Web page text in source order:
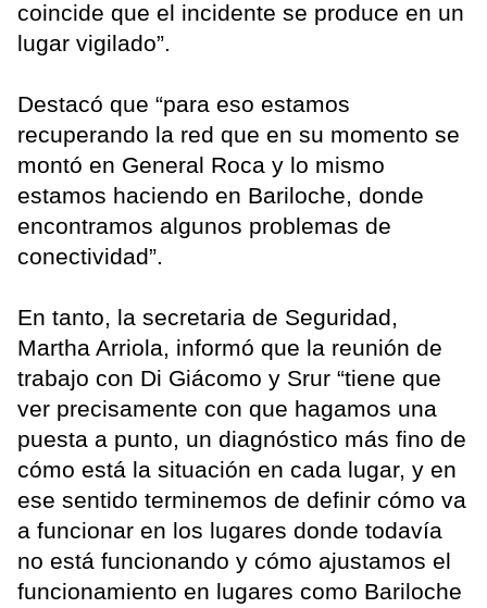
coincide que el incidente se produce en un
lugar vigilado”.
Destacó que “para eso estamos
recuperando la red que en su momento se
montó en General Roca y lo mismo
estamos haciendo en Bariloche, donde
encontramos algunos problemas de
conectividad”.
En tanto, la secretaria de Seguridad,
Martha Arriola, informó que la reunión de
trabajo con Di Giácomo y Srur “tiene que
ver precisamente con que hagamos una
puesta a punto, un diagnóstico más fino de
cómo está la situación en cada lugar, y en
ese sentido terminemos de definir cómo va
a funcionar en los lugares donde todavía
no está funcionando y cómo ajustamos el
funcionamiento en lugares como Bariloche